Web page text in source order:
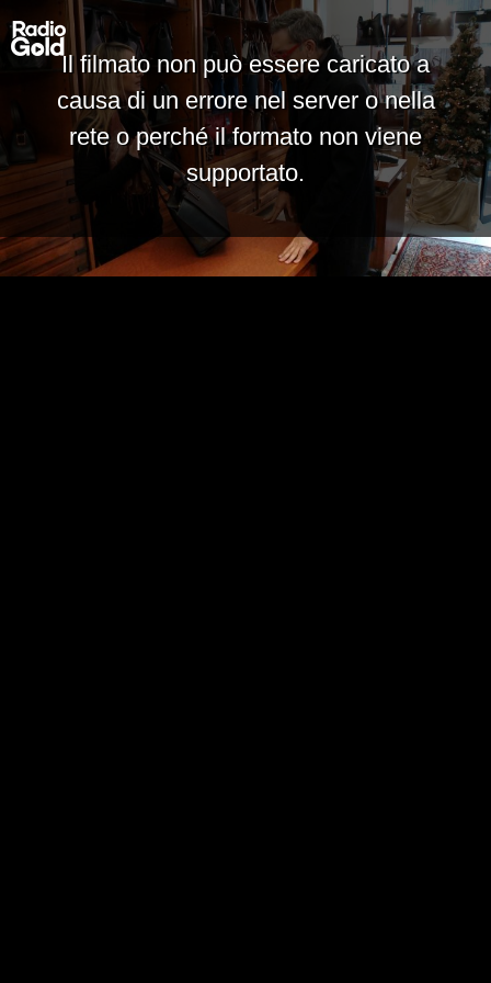
Il filmato non può essere caricato a
causa di un errore nel server o nella
rete o perché il formato non viene
supportato.